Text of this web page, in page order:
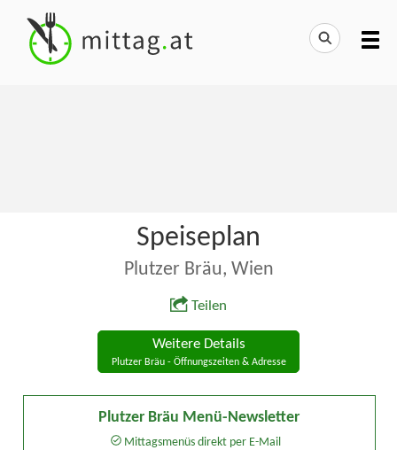
Speiseplan
Plutzer Bräu, Wien
Teilen
Weitere Details
Plutzer Bräu - Öffnungszeiten & Adresse
Plutzer Bräu Menü-Newsletter
Mittagsmenüs direkt per E-Mail